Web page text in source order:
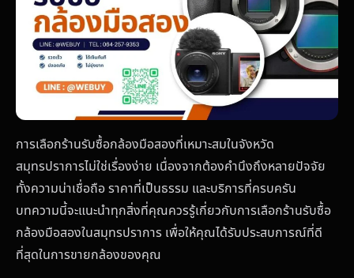
การเลือกร้านรับซื้อกล้องมือสองที่เหมาะสมในจังหวัด
สมุทรปราการไม่ใช่เรื่องง่าย เนื่องจากต้องคำนึงถึงหลายปัจจัย
ทั้งความน่าเชื่อถือ ราคาที่เป็นธรรม และบริการที่ครบครัน
บทความนี้จะแนะนำทุกสิ่งที่คุณควรรู้เกี่ยวกับการเลือกร้านรับซื้อ
กล้องมือสองในสมุทรปราการ เพื่อให้คุณได้รับประสบการณ์ที่ดี
ที่สุดในการขายกล้องของคุณ